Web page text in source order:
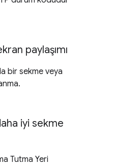
paylaşımı
bir sekme veya
iyi sekme
Tutma Yeri